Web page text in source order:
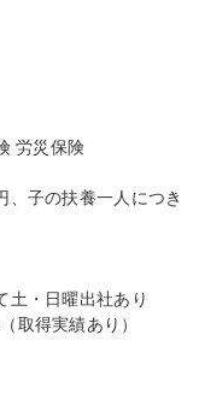
労災保険
、子の扶養一人につき
土・日曜出社あり
取得実績あり）